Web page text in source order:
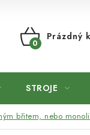
NÁKUPNÍ
Prázdný
STROJE
břitem, nebo